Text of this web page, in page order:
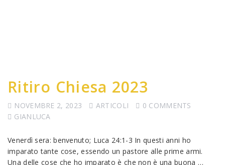
Ritiro Chiesa 2023
NOVEMBRE 2, 2023 ARTICOLI
0 COMMENTS
GIANLUCA
Venerdì sera: benvenuto; Luca 24:1-3 In questi anni ho
imparato tante cose, essendo un pastore alle prime armi.
Una delle cose che ho imparato è che non è una buona …